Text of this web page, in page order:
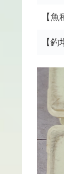
【
【